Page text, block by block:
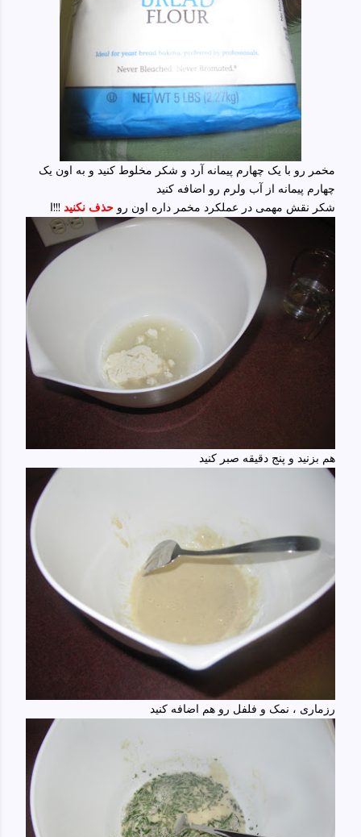
چهارم پیمانه از آب ولرم رو اضافه کنید
شکر نقش مهمی در عملکرد مخمر داره اون رو حذف نکنید !!!ا
هم بزنید و پنج دقیقه صبر کنید
رزماری ، نمک و فلفل رو هم اضافه کنید